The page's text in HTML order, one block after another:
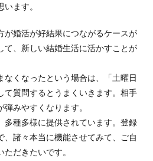
ます。
が婚活が好結果につながるケースが
て、新しい結婚生活に活かすことが
なくなったという場合は、「土曜日
て質問するとうまくいきます。相手
みやすくなります。
多種多様に提供されています。登録
、諸々本当に機能させてみて、ご自
だきたいです。